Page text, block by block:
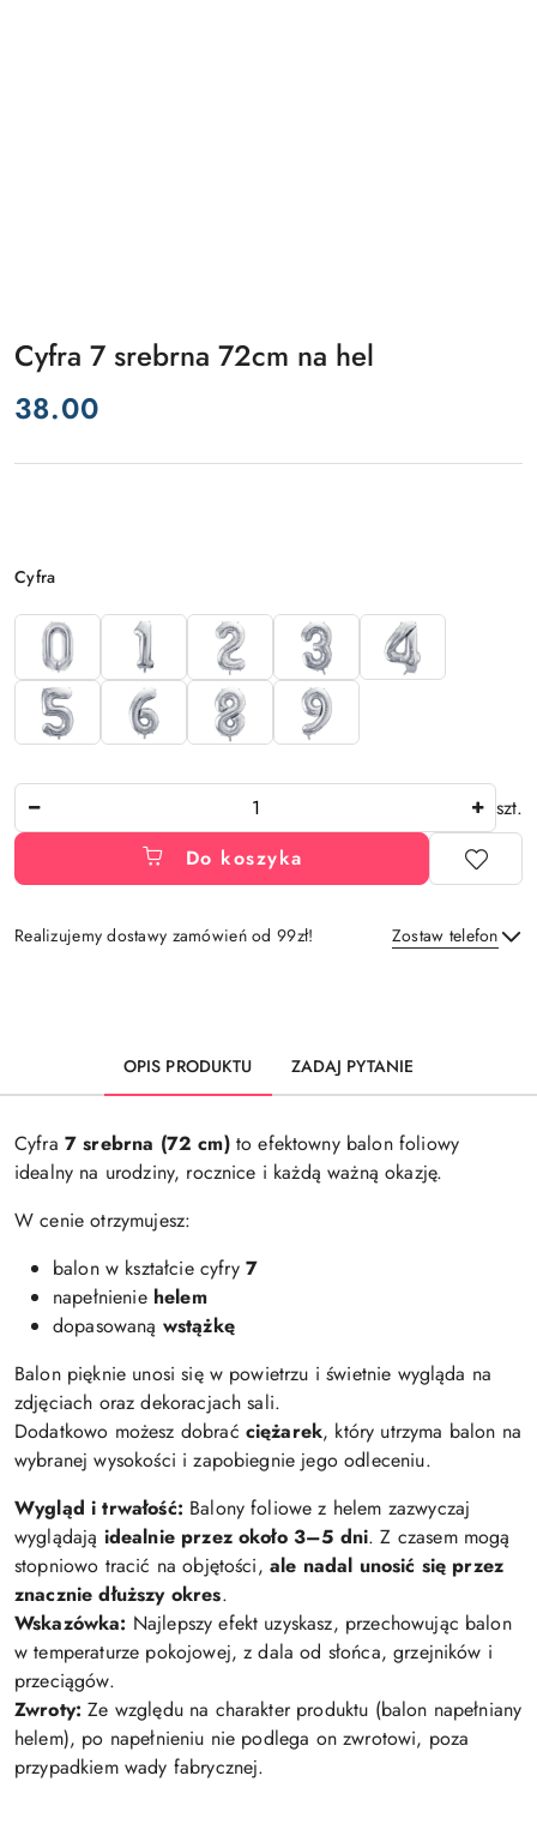
Cyfra 7 srebrna 72cm na hel
cena:
38.00
Wariant
Cyfra
szt.
Do koszyka
Realizujemy dostawy zamówień od 99zł! Zostaw telefon
OPIS PRODUKTU ZADAJ PYTANIE
Cyfra 7 srebrna (72 cm)to efektowny balon foliowy
idealny na urodziny, rocznice i każdą ważną okazję.
W cenie otrzymujesz:
balon w kształcie cyfry 7
napełnienie helem
dopasowaną wstążkę
Balon pięknie unosi się w powietrzu i świetnie wygląda na
zdjęciach oraz dekoracjach sali.
Dodatkowo możesz dobrać ciężarek, który utrzyma balon na
wybranej wysokości i zapobiegnie jego odleceniu.
Wygląd i trwałość: Balony foliowe z helem zazwyczaj
wyglądają idealnie przez około 3–5 dni. Z czasem mogą
stopniowo tracić na objętości, ale nadal unosić się przez
znacznie dłuższy okres.
Wskazówka: Najlepszy efekt uzyskasz, przechowując balon
w temperaturze pokojowej, z dala od słońca, grzejników i
przeciągów.
Zwroty: Ze względu na charakter produktu (balon napełniany
helem), po napełnieniu nie podlega on zwrotowi, poza
przypadkiem wady fabrycznej.